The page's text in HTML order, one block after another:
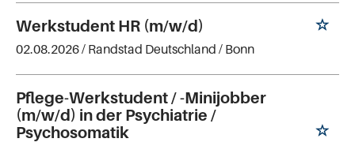
Werkstudent HR (m/w/d)
02.08.2026 / Randstad Deutschland / Bonn
Pflege-Werkstudent / -Minijobber
(m/w/d) in der Psychiatrie /
Psychosomatik